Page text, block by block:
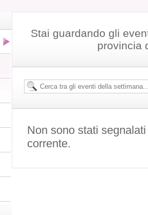
Stai guardando gli
provincia
Non sono stati
corrente.